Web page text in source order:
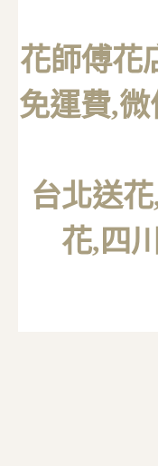
花師傅花
免運費,
台北送花
花,四